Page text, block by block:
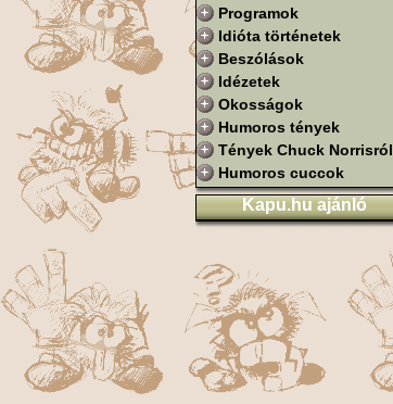
Programok
Idióta történetek
Beszólások
Idézetek
Okosságok
Humoros tények
Tények Chuck Norrisról
Humoros cuccok
Kapu.hu ajánló